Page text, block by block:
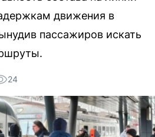
движения в
пассажиров искать
24